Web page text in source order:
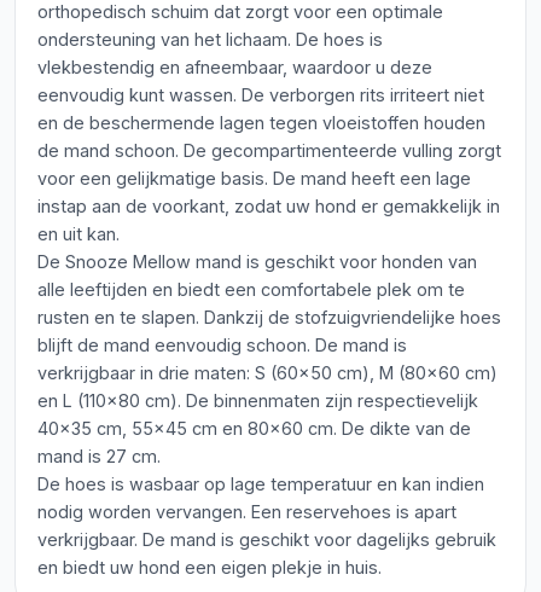
orthopedisch schuim dat zorgt voor een optimale
ondersteuning van het lichaam. De hoes is
vlekbestendig en afneembaar, waardoor u deze
eenvoudig kunt wassen. De verborgen rits irriteert niet
en de beschermende lagen tegen vloeistoffen houden
de mand schoon. De gecompartimenteerde vulling zorgt
voor een gelijkmatige basis. De mand heeft een lage
instap aan de voorkant, zodat uw hond er gemakkelijk in
en uit kan.
De Snooze Mellow mand is geschikt voor honden van
alle leeftijden en biedt een comfortabele plek om te
rusten en te slapen. Dankzij de stofzuigvriendelijke hoes
blijft de mand eenvoudig schoon. De mand is
verkrijgbaar in drie maten: S (60x50 cm), M (80x60 cm)
en L (110x80 cm). De binnenmaten zijn respectievelijk
40x35 cm, 55x45 cm en 80x60 cm. De dikte van de
mand is 27 cm.
De hoes is wasbaar op lage temperatuur en kan indien
nodig worden vervangen. Een reservehoes is apart
verkrijgbaar. De mand is geschikt voor dagelijks gebruik
en biedt uw hond een eigen plekje in huis.